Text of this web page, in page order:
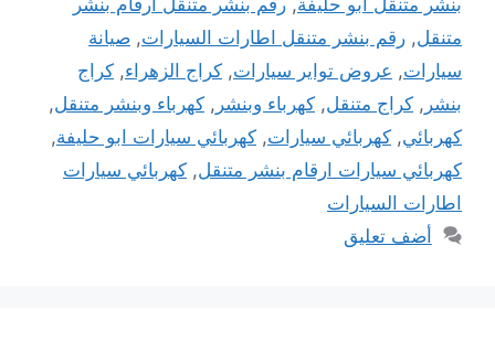
بنشر متنقل ابو حليفة, رقم بنشر متنقل ارقام بنشر
متنقل, رقم بنشر متنقل اطارات السيارات, صيانة
سيارات, عروض تواير سيارات, كراج الزهراء, كراج
بنشر , كراج متنقل, كهرباء وبنشر , كهرباء وبنشر متنقل,
كهربائي, كهربائي سيارات, كهربائي سيارات ابو حليفة,
كهربائي سيارات ارقام بنشر متنقل, كهربائي سيارات
اطارات السيارات
أضف تعليق